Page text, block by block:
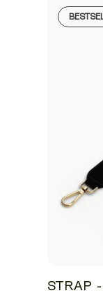
STRAP